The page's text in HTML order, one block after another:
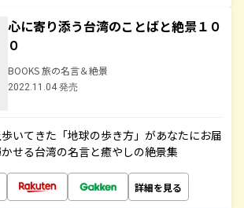
心に寄り添う台湾のことばと絶景１０
０
BOOKS 旅の名言＆絶景
2022.11.04 発売
いてきた「地球の歩き方」があなたにお届
せる台湾の名言と癒やしの絶景集
詳細を見る